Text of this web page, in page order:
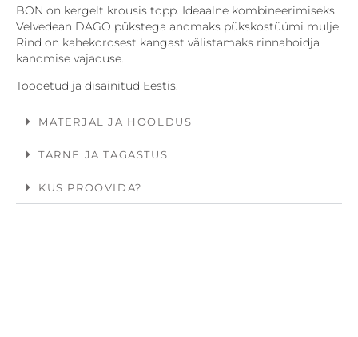
BON on kergelt krousis topp. Ideaalne kombineerimiseks
Velvedean DAGO pükstega andmaks pükskostüümi mulje.
Rind on kahekordsest kangast välistamaks rinnahoidja
kandmise vajaduse.
Toodetud ja disainitud Eestis.
MATERJAL JA HOOLDUS
TARNE JA TAGASTUS
KUS PROOVIDA?